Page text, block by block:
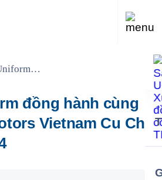
Motors
đồng hành cùng
Vietnam Cu Chi